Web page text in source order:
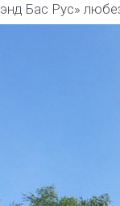
энд Бас Рус»